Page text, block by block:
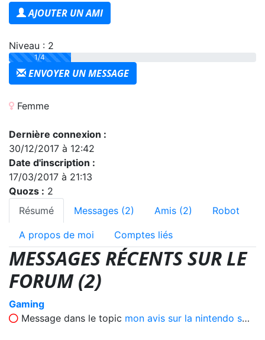
AJOUTER UN AMI
Niveau : 2
1/4
ENVOYER UN MESSAGE
Femme
Dernière connexion :
30/12/2017 à 12:42
Date d'inscription :
17/03/2017 à 21:13
Quozs : 2
Résumé
Messages (2) Amis (2) Robot
A propos de moi Comptes liés
MESSAGES RÉCENTS SUR LE
FORUM (2)
Gaming
Message dans le topic mon avis sur la nintendo switch